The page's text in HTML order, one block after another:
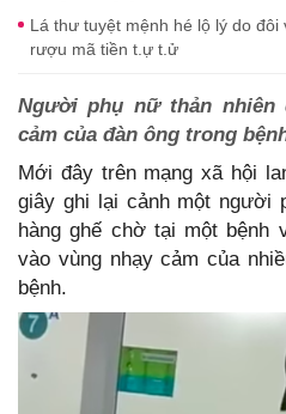
Lá thư tuyệt mệnh hé lộ lý do
rượu mã tiền t.ự t.ử
Người phụ nữ thản nhiên
cảm của đàn ông trong
Mới đây trên mạng xã hội
giây ghi lại cảnh một người
hàng ghế chờ tại một bệnh
vào vùng nhạy cảm của
bệnh.